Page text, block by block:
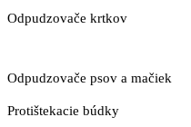
Odpudzovače krtkov
Odpudzovače psov a mačiek
Protištekacie búdky